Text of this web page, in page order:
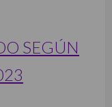
SEGÚN